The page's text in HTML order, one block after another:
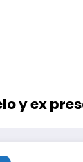
y ex